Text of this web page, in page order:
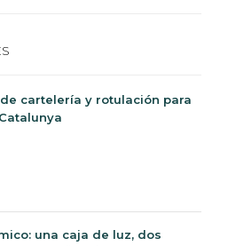
cartelería y rotulación para
una caja de luz, dos